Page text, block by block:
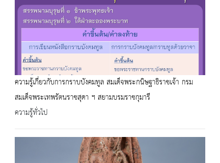
ความรู้เกี่ยวกับการกราบบังคมทูล สมเด็จพระกนิษฐาธิราชเจ้า กรม
สมเด็จพระเทพรัตนราชสุดา ฯ สยามบรมราชกุมารี
ความรู้ทั่วไป